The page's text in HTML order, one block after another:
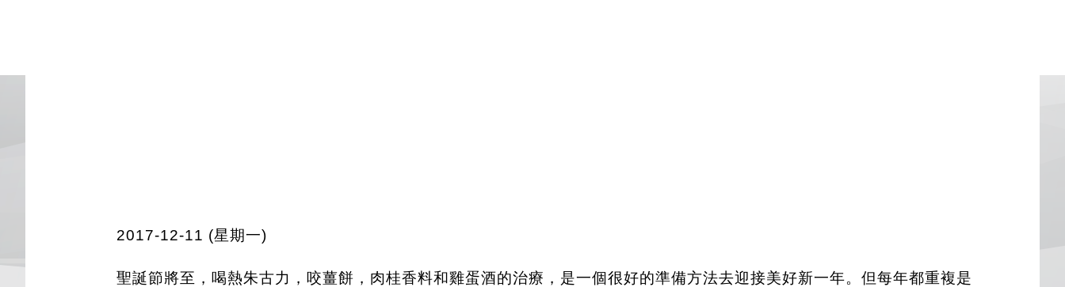
2017-12-11 (星期一)
聖誕節將至，喝熱朱古力，咬薑餅，肉桂香料和雞蛋酒的治療，是一個很好的準備方法去迎接美好新一年。但每年都重複是